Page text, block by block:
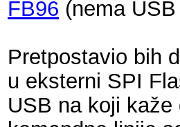
FB96 (nema
Pretpostavio bih
u eksterni SPI
USB na koji